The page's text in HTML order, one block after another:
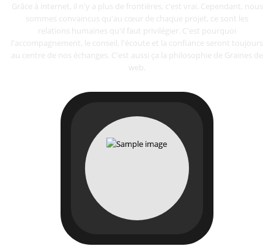
Grâce à internet, il n'y a plus de frontières, c'est vrai. Cependant, nous
sommes convaincus qu'au cœur de chaque projet, ce sont les
relations humaines qu'il faut privilégier. C'est pourquoi
l'accompagnement, le conseil, l'écoute et la confiance seront toujours
au centre de nos échanges. C'est aussi ça la philosophie de Graines de
web.